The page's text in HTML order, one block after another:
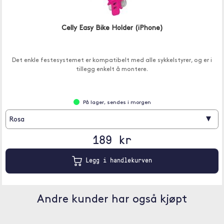
Celly Easy Bike Holder (iPhone)
Det enkle festesystemet er kompatibelt med alle sykkelstyrer, og er i
tillegg enkelt å montere.
På lager, sendes i morgen
Rosa ▾
189 kr
Legg i handlekurven
Andre kunder har også kjøpt